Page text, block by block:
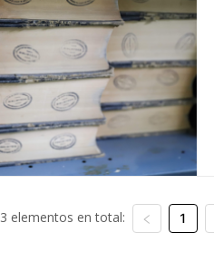
3 elementos en total: 1